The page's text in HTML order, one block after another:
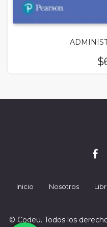
$
Inicio Nosotros
© Codeu. Todos los